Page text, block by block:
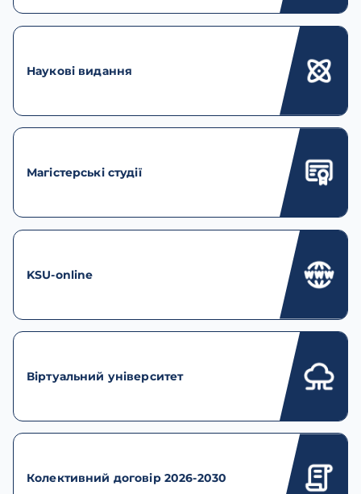
Наукові видання
Магістерські студії
KSU-online
Віртуальний університет
Колективний договір 2026-2030